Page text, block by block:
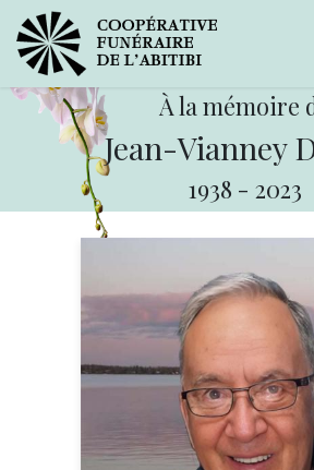
À la mémoire
Jean-Vianney
1938 - 2023